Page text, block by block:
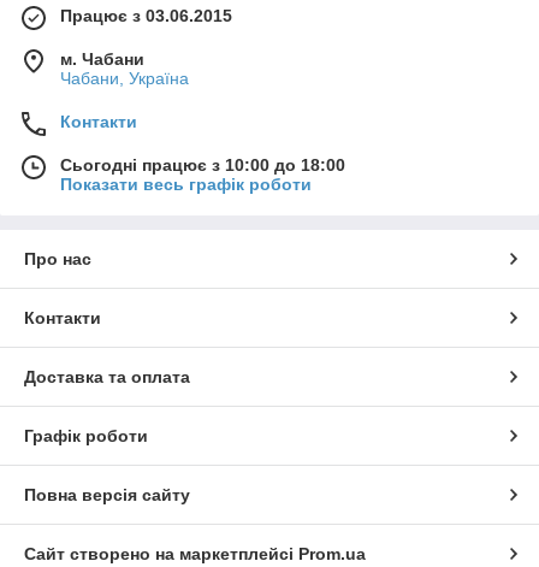
Працює з 03.06.2015
м. Чабани
Чабани, Україна
Контакти
Сьогодні працює з 10:00 до 18:00
Показати весь графік роботи
Про нас
Контакти
Доставка та оплата
Графік роботи
Повна версія сайту
Сайт створено на маркетплейсі Prom.ua